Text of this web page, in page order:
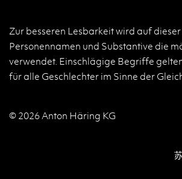
Zur besseren Lesbarkeit wird auf
Personennamen und Substantive die
verwendet. Einschlägige Begriffe
für alle Geschlechter im Sinne der
© 2026 Anton Häring KG